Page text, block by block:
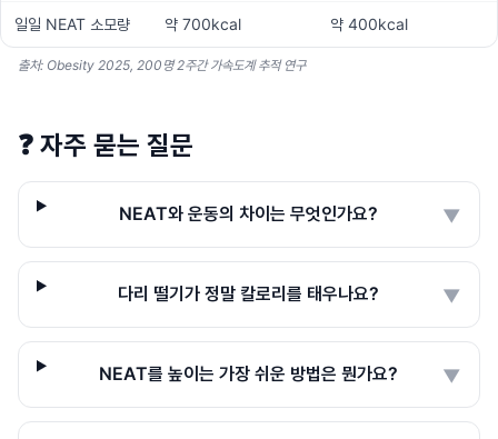
일일 NEAT 소모량 약 700kcal 약 400kcal
출처: Obesity 2025, 200명 2주간 가속도계 추적 연구
❓ 자주 묻는 질문
NEAT와 운동의 차이는 무엇인가요? ▼
다리 떨기가 정말 칼로리를 태우나요? ▼
NEAT를 높이는 가장 쉬운 방법은 뭔가요? ▼